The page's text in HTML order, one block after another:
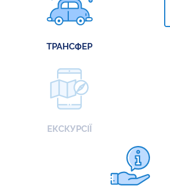
ТРАНСФЕР
ЕКСКУРСІЇ